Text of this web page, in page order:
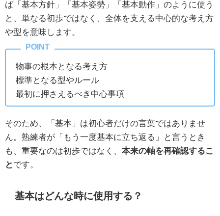
ば「基本方針」「基本姿勢」「基本動作」のように使う
と、単なる初歩ではなく、全体を支える中心的な考え方
や型を意味します。
物事の根本となる考え方
標準となる型やルール
最初に押さえるべき中心事項
そのため、「基本」は初心者だけの言葉ではありませ
ん。熟練者が「もう一度基本に立ち返る」と言うとき
も、重要なのは初歩ではなく、 本来の軸を再確認するこ
と です。
基本はどんな時に使用する？